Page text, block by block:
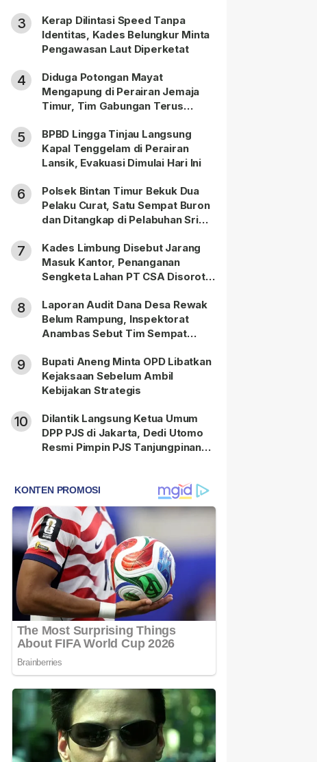
3
Kerap Dilintasi Speed Tanpa
Identitas, Kades Belungkur Minta
Pengawasan Laut Diperketat
4
Diduga Potongan Mayat
Mengapung di Perairan Jemaja
Timur, Tim Gabungan Terus
5
BPBD Lingga Tinjau Langsung
Kapal Tenggelam di Perairan
Lansik, Evakuasi Dimulai Hari Ini
6
Polsek Bintan Timur Bekuk Dua
Pelaku Curat, Satu Sempat Buron
dan Ditangkap di Pelabuhan Sri
7
Kades Limbung Disebut Jarang
Masuk Kantor, Penanganan
Sengketa Lahan PT CSA Disorot
8
Laporan Audit Dana Desa Rewak
Belum Rampung, Inspektorat
Anambas Sebut Tim Sempat
9
Bupati Aneng Minta OPD Libatkan
Kejaksaan Sebelum Ambil
Kebijakan Strategis
10
Dilantik Langsung Ketua Umum
DPP PJS di Jakarta, Dedi Utomo
Resmi Pimpin PJS Tanjungpinang-